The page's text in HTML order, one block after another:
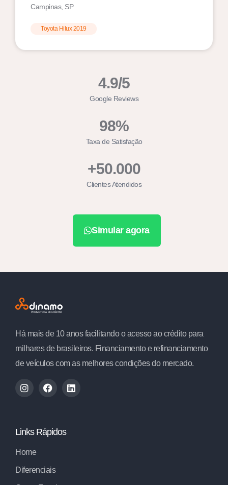
Campinas, SP
Toyota Hilux 2019
4.9/5
Google Reviews
98%
Taxa de Satisfação
+50.000
Clientes Atendidos
Simular agora
Há mais de 10 anos facilitando o acesso ao crédito para
milhares de brasileiros. Financiamento e refinanciamento
de veículos com as melhores condições do mercado.
Links Rápidos
Home
Diferenciais